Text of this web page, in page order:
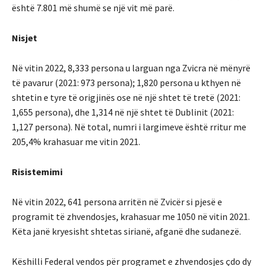
është 7.801 më shumë se një vit më parë.
Nisjet
Në vitin 2022, 8,333 persona u larguan nga Zvicra në mënyrë
të pavarur (2021: 973 persona); 1,820 persona u kthyen në
shtetin e tyre të origjinës ose në një shtet të tretë (2021:
1,655 persona), dhe 1,314 në një shtet të Dublinit (2021:
1,127 persona). Në total, numri i largimeve është rritur me
205,4% krahasuar me vitin 2021.
Risistemimi
Në vitin 2022, 641 persona arritën në Zvicër si pjesë e
programit të zhvendosjes, krahasuar me 1050 në vitin 2021.
Këta janë kryesisht shtetas sirianë, afganë dhe sudanezë.
Këshilli Federal vendos për programet e zhvendosjes çdo dy